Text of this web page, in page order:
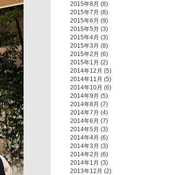
2015年8月 (8)
2015年7月 (8)
2015年6月 (9)
2015年5月 (3)
2015年4月 (3)
2015年3月 (8)
2015年2月 (6)
2015年1月 (2)
2014年12月 (5)
2014年11月 (5)
2014年10月 (6)
2014年9月 (5)
2014年8月 (7)
2014年7月 (4)
2014年6月 (7)
2014年5月 (3)
2014年4月 (6)
2014年3月 (3)
2014年2月 (6)
2014年1月 (3)
2013年12月 (2)